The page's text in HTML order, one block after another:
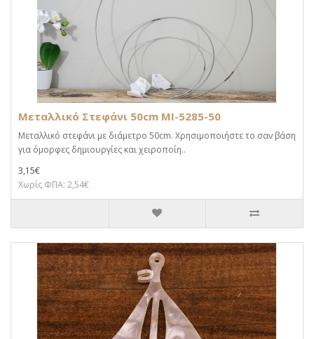
Μεταλλικό Στεφάνι 50cm MI-5285-50
Μεταλλικό στεφάνι με διάμετρο 50cm. Χρησιμοποιήστε το σαν βάση
για όμορφες δημιουργίες και χειροποίη..
3,15€
Χωρίς ΦΠΑ: 2,54€